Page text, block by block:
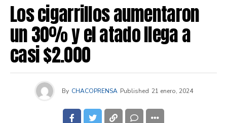
Los cigarrillos aumentaron
un 30% y el atado llega a
casi $2.000
By CHACOPRENSA Published 21 enero, 2024